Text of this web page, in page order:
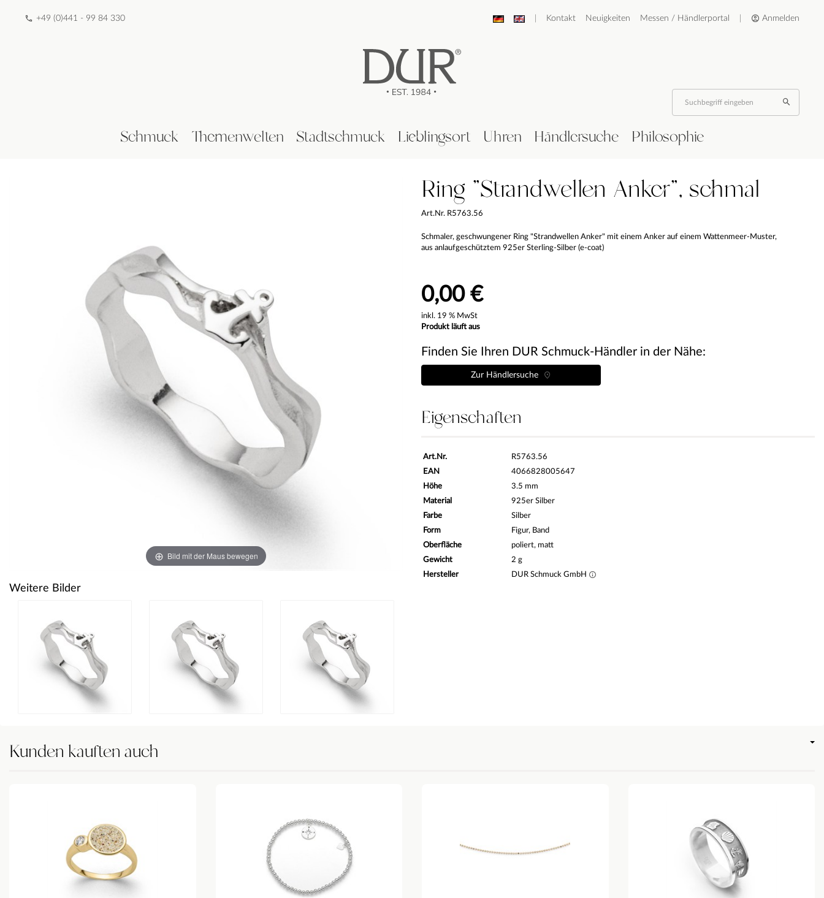
+49 (0)441 - 99 84 330 Kontakt Neuigkeiten Messen / Händlerportal Anmelden
Schmuck Themenwelten Stadtschmuck Lieblingsort Uhren Händlersuche Philosophie
Bild mit der Maus bewegen
Weitere Bilder
Ring "Strandwellen Anker", schmal
Art.Nr. R5763.56
Schmaler, geschwungener Ring "Strandwellen Anker" mit einem Anker auf einem Wattenmeer-Muster,
aus anlaufgeschütztem 925er Sterling-Silber (e-coat)
0,00 €
inkl. 19 % MwSt
Produkt läuft aus
Finden Sie Ihren DUR Schmuck-Händler in der Nähe:
Zur Händlersuche
Eigenschaften
Art.Nr.
R5763.56
EAN
4066828005647
Höhe
3.5 mm
Material
925er Silber
Farbe
Silber
Form
Figur, Band
Oberfläche
poliert, matt
Gewicht
2 g
Hersteller
DUR Schmuck GmbH
Kunden kauften auch